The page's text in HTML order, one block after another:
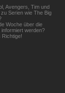
Avengers, Tim und
Serien wie The Big
Woche über die
werden?
Richtige!